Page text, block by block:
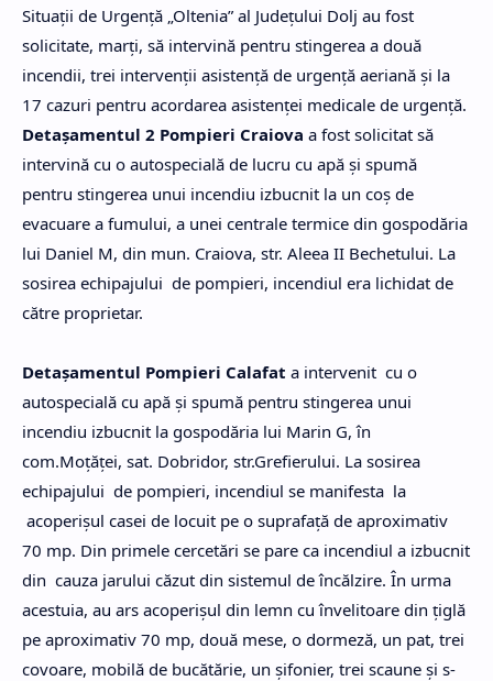
Situaţii de Urgenţă „Oltenia” al Judeţului Dolj au fost
solicitate, marţi, să intervină pentru stingerea a două
incendii, trei intervenţii asistenţă de urgenţă aeriană şi la
17 cazuri pentru acordarea asistenţei medicale de urgenţă.
Detaşamentul 2 Pompieri Craiova a fost solicitat să
intervină cu o autospecială de lucru cu apă şi spumă
pentru stingerea unui incendiu izbucnit la un coş de
evacuare a fumului, a unei centrale termice din gospodăria
lui Daniel M, din mun. Craiova, str. Aleea II Bechetului. La
sosirea echipajului de pompieri, incendiul era lichidat de
către proprietar.
Detaşamentul Pompieri Calafat a intervenit cu o
autospecială cu apă şi spumă pentru stingerea unui
incendiu izbucnit la gospodăria lui Marin G, în
com.Moţăţei, sat. Dobridor, str.Grefierului. La sosirea
echipajului de pompieri, incendiul se manifesta la
acoperişul casei de locuit pe o suprafaţă de aproximativ
70 mp. Din primele cercetări se pare ca incendiul a izbucnit
din cauza jarului căzut din sistemul de încălzire. În urma
acestuia, au ars acoperişul din lemn cu învelitoare din ţiglă
pe aproximativ 70 mp, două mese, o dormeză, un pat, trei
covoare, mobilă de bucătărie, un şifonier, trei scaune şi s-